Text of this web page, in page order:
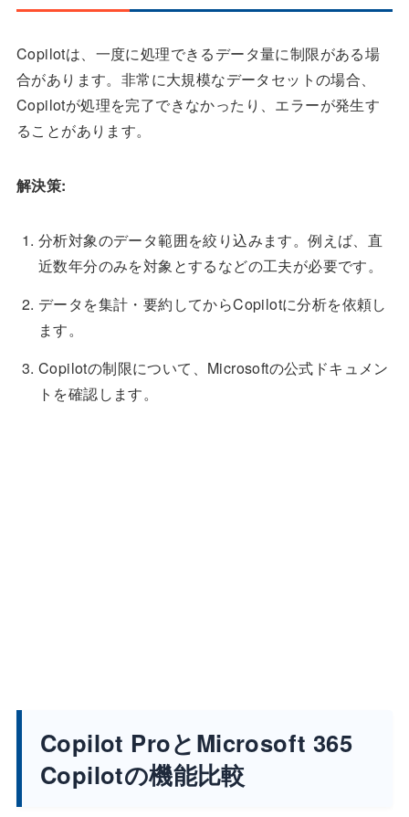
Copilotは、一度に処理できるデータ量に制限がある場
合があります。非常に大規模なデータセットの場合、
Copilotが処理を完了できなかったり、エラーが発生す
ることがあります。
解決策:
分析対象のデータ範囲を絞り込みます。例えば、直
近数年分のみを対象とするなどの工夫が必要です。
データを集計・要約してからCopilotに分析を依頼し
ます。
Copilotの制限について、Microsoftの公式ドキュメン
トを確認します。
Copilot ProとMicrosoft 365
Copilotの機能比較